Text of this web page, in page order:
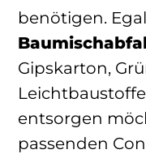
benötigen.
Gipskarton,
entsorgen
passenden